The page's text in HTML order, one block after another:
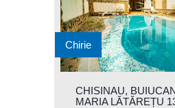
CHISINAU,
MARIA LĂTĂREȚU
Chirie